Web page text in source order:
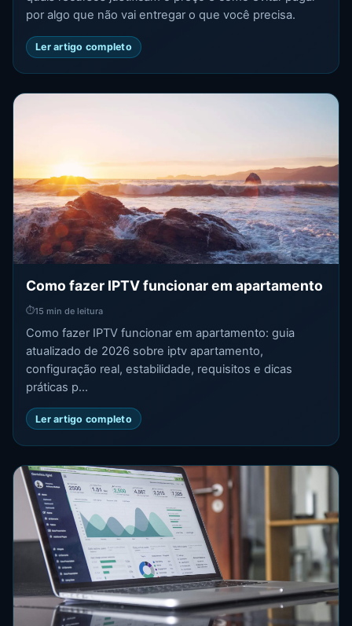
por algo que não vai entregar o que você precisa.
Ler artigo completo
Como fazer IPTV funcionar em apartamento
⏱15 min de leitura
Como fazer IPTV funcionar em apartamento: guia
atualizado de 2026 sobre iptv apartamento,
configuração real, estabilidade, requisitos e dicas
práticas p...
Ler artigo completo